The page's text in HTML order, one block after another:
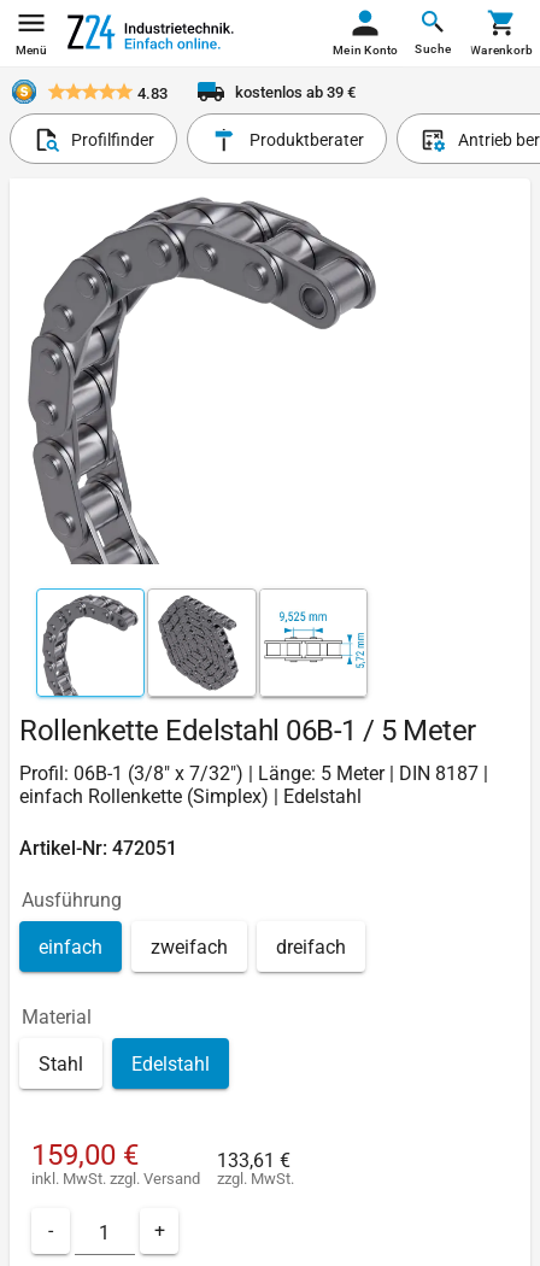
Menü Suche
Mein Konto Warenkorb
4.83 kostenlos ab 39 €
Profilfinder Produktberater Antrieb
Rollenkette Edelstahl 06B-1 / 5 Meter
Profil: 06B-1 (3/8" x 7/32") | Länge: 5 Meter | DIN 8187 |
einfach Rollenkette (Simplex) | Edelstahl
Artikel-Nr: 472051
Ausführung
einfach zweifach dreifach
Material
Stahl Edelstahl
159,00 €
inkl. MwSt. zzgl. Versand
133,61 €
zzgl. MwSt.
- +